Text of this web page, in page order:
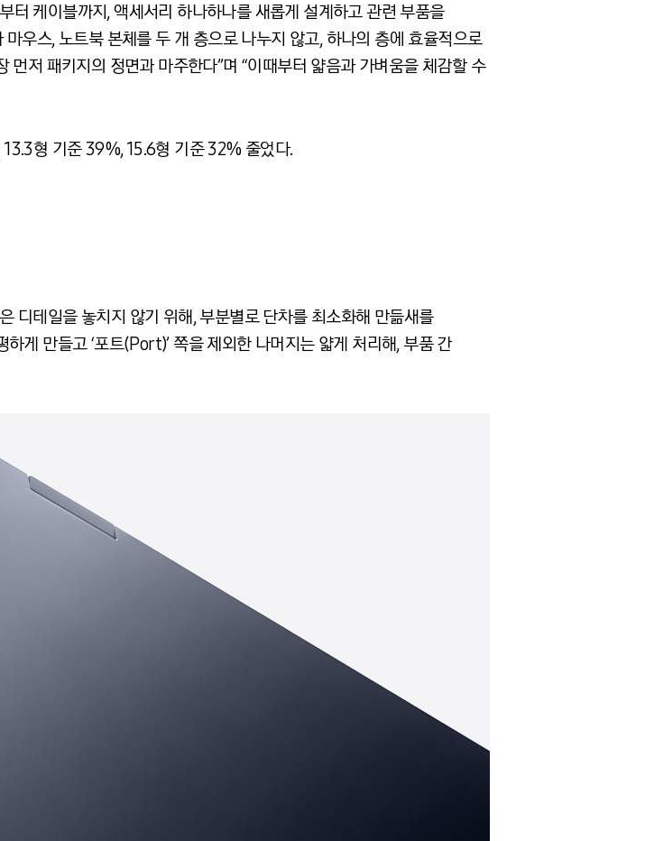
터 케이블까지, 액세서리 하나하나를 새롭게 설계하고 관련 부품을
우스, 노트북 본체를 두 개 층으로 나누지 않고, 하나의 층에 효율적으로
저 패키지의 정면과 마주한다”며 “이때부터 얇음과 가벼움을 체감할 수
형 기준 39%, 15.6형 기준 32% 줄었다.
디테일을 놓치지 않기 위해, 부분별로 단차를 최소화해 만듦새를
게 만들고 ‘포트(Port)’ 쪽을 제외한 나머지는 얇게 처리해, 부품 간